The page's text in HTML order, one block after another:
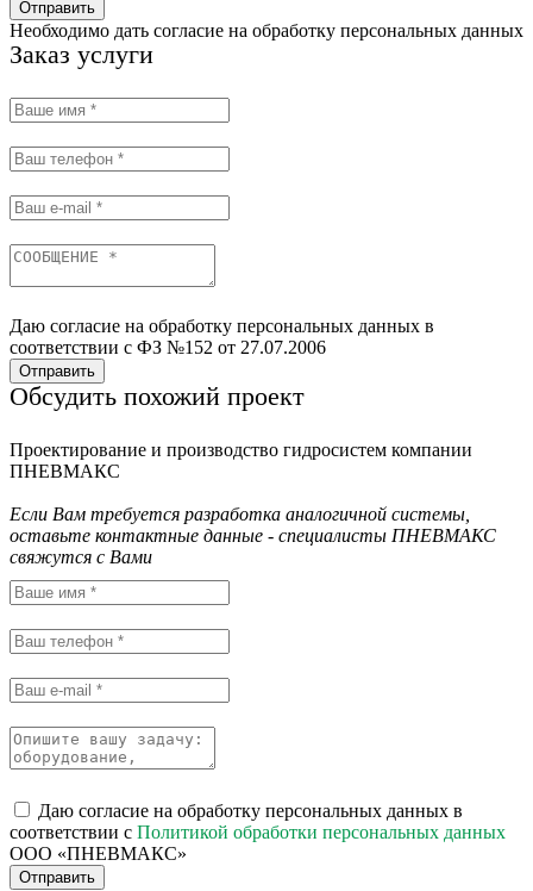
Отправить
Необходимо дать согласие на обработку персональных данных
Заказ услуги
Даю согласие на обработку персональных данных в
соответствии с ФЗ №152 от 27.07.2006
Отправить
Обсудить похожий проект
Проектирование и производство гидросистем компании
ПНЕВМАКС
Если Вам требуется разработка аналогичной системы,
оставьте контактные данные - специалисты ПНЕВМАКС
свяжутся с Вами
Даю согласие на обработку персональных данных в
соответствии с Политикой обработки персональных данных
ООО «ПНЕВМАКС»
Отправить